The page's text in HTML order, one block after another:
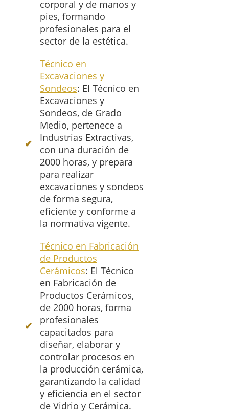
corporal y de manos y
pies, formando
profesionales para el
sector de la estética.
Técnico en
Excavaciones y
Sondeos: El Técnico en
Excavaciones y
Sondeos, de Grado
Medio, pertenece a
Industrias Extractivas,
con una duración de
2000 horas, y prepara
para realizar
excavaciones y sondeos
de forma segura,
eficiente y conforme a
la normativa vigente.
Técnico en Fabricación
de Productos
Cerámicos: El Técnico
en Fabricación de
Productos Cerámicos,
de 2000 horas, forma
profesionales
capacitados para
diseñar, elaborar y
controlar procesos en
la producción cerámica,
garantizando la calidad
y eficiencia en el sector
de Vidrio y Cerámica.